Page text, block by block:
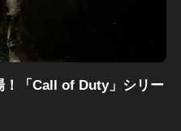
「Call of Duty」シリー